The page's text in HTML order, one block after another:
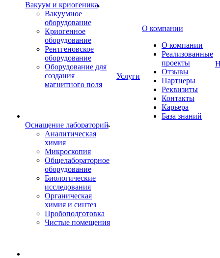
Вакуум и криогеника
Вакуумное
оборудование
Криогенное
оборудование
Рентгеновское
оборудование
Оборудование для
создания
магнитного поля
Оснащение лабораторий
Аналитическая
химия
Микроскопия
Общелабораторное
оборудование
Биологические
исследования
Органическая
химия и синтез
Пробоподготовка
Чистые помещения
Услуги
О компании
О компании
Реализованные
проекты
Отзывы
Партнеры
Реквизиты
Контакты
Карьера
База знаний